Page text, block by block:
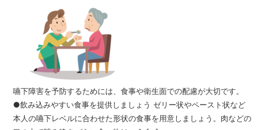
嚥下障害を予防するためには、食事や衛生面での配慮が大切です。
●飲み込みやすい食事を提供しましょう ゼリー状やペースト状など
本人の嚥下レベルに合わせた形状の食事を用意しましょう。肉などの